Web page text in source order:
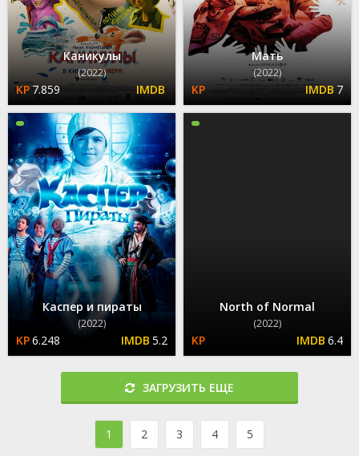
Каникулы
(2022)
7.859
Мать
(2022)
7
Каспер и пираты
(2022)
6.248 5.2
North of Normal
(2022)
6.4
ЗАГРУЗИТЬ ЕЩЕ
1 2 3 4 5